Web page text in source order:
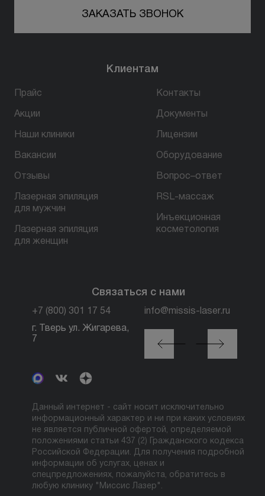
ЗАКАЗАТЬ ЗВОНОК
Клиентам
Прайс
Акции
Наши клиники
Вакансии
Отзывы
Лазерная эпиляция
для мужчин
Лазерная эпиляция
для женщин
Контакты
Документы
Лицензии
Оборудование
Вопрос–ответ
RSL-массаж
Инъекционная
косметология
Связаться с нами
+7 (800) 301 17 54 info@missis-laser.ru
г. Тверь ул. Жигарева,
7
г. Москва м. Трубная,
ул. Петровка, 26, стр.
Данный интернет - сайт носит исключительно
информационный характер и ни при каких условиях
не является публичной офертой, определяемой
положениями статьи 437 (2) Гражданского кодекса
Российской Федерации. Для получения подробной
информации об услугах, ценах и
спецпредложениях, пожалуйста, обратитесь в
любую клинику "Миссис Лазер".